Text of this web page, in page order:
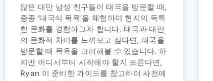
많은 대만 남성 친구들이 태국을 방문할 때,
종종 ‘태국식 목욕’을 체험하며 현지의 독특
한 문화를 경험하고자 합니다. 태국과 대만
의 문화적 차이를 느껴보고 싶다면, 태국을
방문할 때 목욕을 고려해볼 수 있습니다. 하
지만 어디서부터 시작해야 할지 모른다면,
Ryan 이 준비한 가이드를 참고하여 사전에